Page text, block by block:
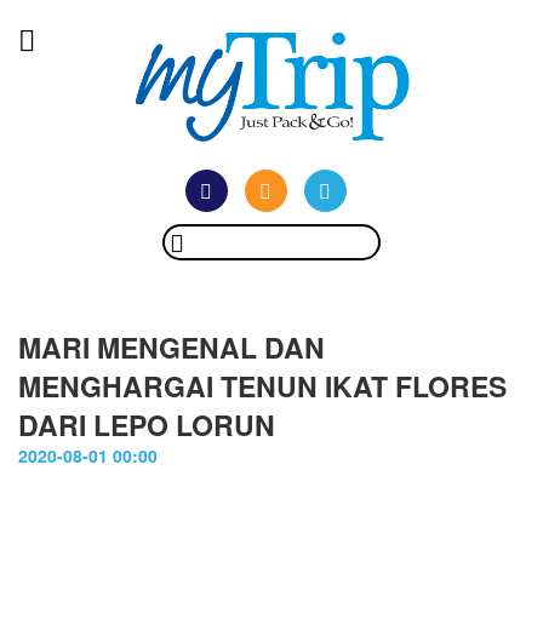
MARI MENGENAL DAN
MENGHARGAI TENUN IKAT FLORES
DARI LEPO LORUN
2020-08-01 00:00